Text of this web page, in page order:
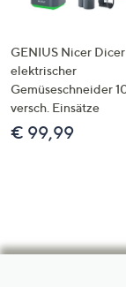
GENIUS Nicer Dicer
elektrischer
Gemüseschneider
versch. Einsätze
€ 99,99